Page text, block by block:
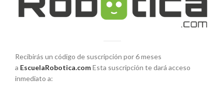
Recibirás un código de suscripción por 6 meses
a EscuelaRobotica.comEsta suscripción te dará acceso
inmediato a: